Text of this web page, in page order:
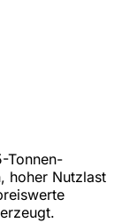
Tonnen-
hoher Nutzlast